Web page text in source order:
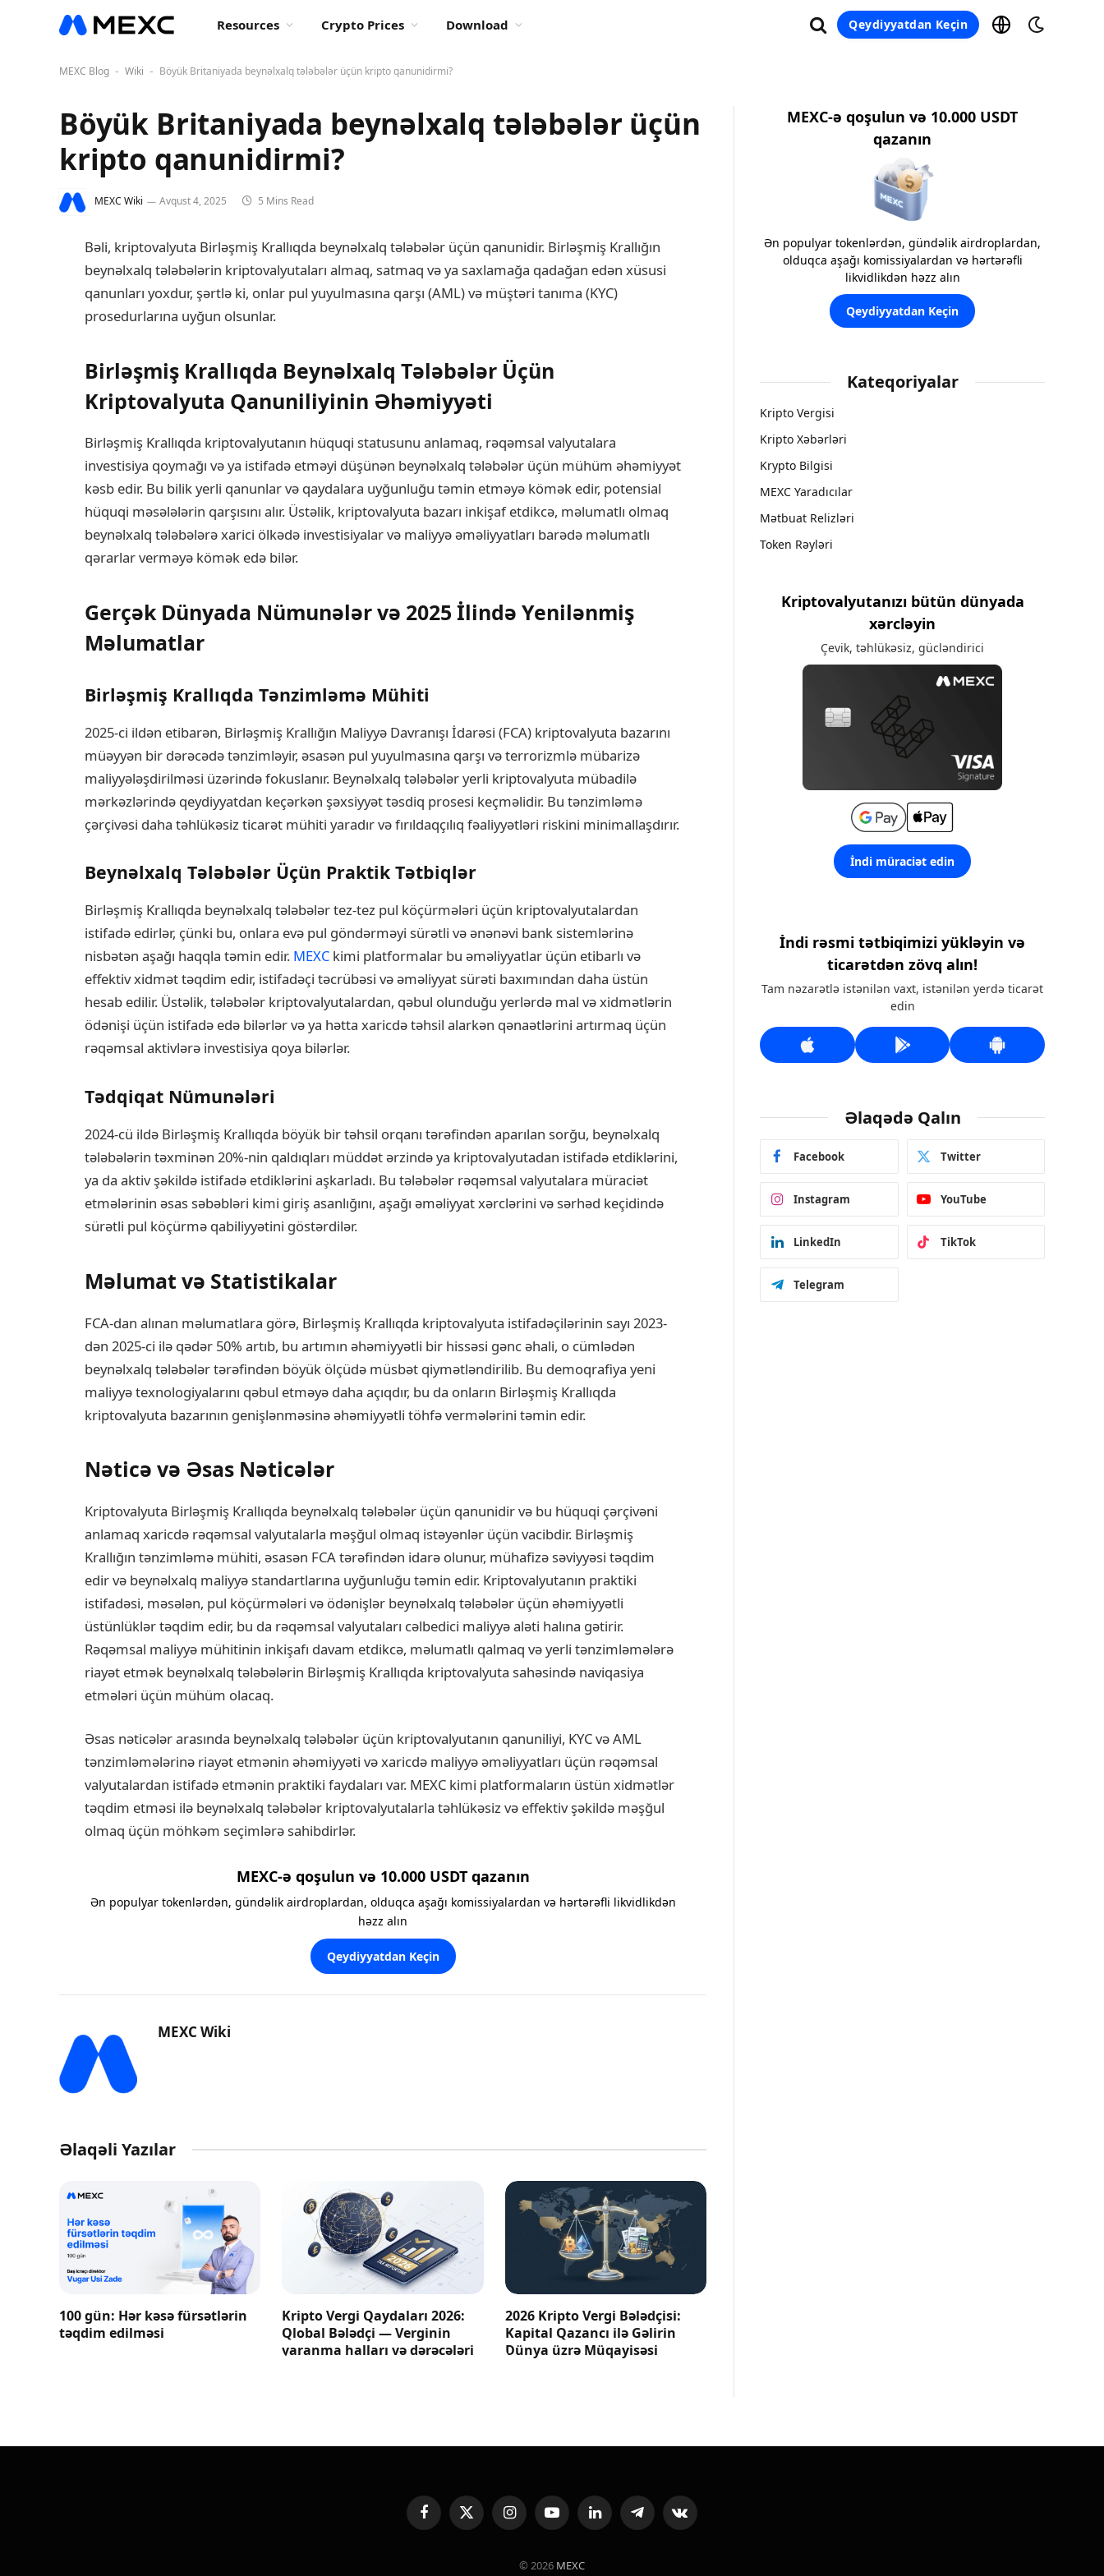
Resources Crypto Prices Download Qeydiyyatdan Keçin
MEXC Blog - Wiki - Böyük Britaniyada beynəlxalq tələbələr üçün kripto qanunidirmi?
Böyük Britaniyada beynəlxalq tələbələr üçün
kripto qanunidirmi?
MEXC Wiki Avqust 4, 2025 5 Mins Read
Bəli, kriptovalyuta Birləşmiş Krallıqda beynəlxalq tələbələr üçün qanunidir. Birləşmiş Krallığın
beynəlxalq tələbələrin kriptovalyutaları almaq, satmaq və ya saxlamağa qadağan edən xüsusi
qanunları yoxdur, şərtlə ki, onlar pul yuyulmasına qarşı (AML) və müştəri tanıma (KYC)
prosedurlarına uyğun olsunlar.
Birləşmiş Krallıqda Beynəlxalq Tələbələr Üçün
Kriptovalyuta Qanuniliyinin Əhəmiyyəti
Birləşmiş Krallıqda kriptovalyutanın hüquqi statusunu anlamaq, rəqəmsal valyutalara
investisiya qoymağı və ya istifadə etməyi düşünən beynəlxalq tələbələr üçün mühüm əhəmiyyət
kəsb edir. Bu bilik yerli qanunlar və qaydalara uyğunluğu təmin etməyə kömək edir, potensial
hüquqi məsələlərin qarşısını alır. Üstəlik, kriptovalyuta bazarı inkişaf etdikcə, məlumatlı olmaq
beynəlxalq tələbələrə xarici ölkədə investisiyalar və maliyyə əməliyyatları barədə məlumatlı
qərarlar verməyə kömək edə bilər.
Gerçək Dünyada Nümunələr və 2025 İlində Yenilənmiş
Məlumatlar
Birləşmiş Krallıqda Tənzimləmə Mühiti
2025-ci ildən etibarən, Birləşmiş Krallığın Maliyyə Davranışı İdarəsi (FCA) kriptovalyuta bazarını
müəyyən bir dərəcədə tənzimləyir, əsasən pul yuyulmasına qarşı və terrorizmlə mübarizə
maliyyələşdirilməsi üzərində fokuslanır. Beynəlxalq tələbələr yerli kriptovalyuta mübadilə
mərkəzlərində qeydiyyatdan keçərkən şəxsiyyət təsdiq prosesi keçməlidir. Bu tənzimləmə
çərçivəsi daha təhlükəsiz ticarət mühiti yaradır və fırıldaqçılıq fəaliyyətləri riskini minimallaşdırır.
Beynəlxalq Tələbələr Üçün Praktik Tətbiqlər
Birləşmiş Krallıqda beynəlxalq tələbələr tez-tez pul köçürmələri üçün kriptovalyutalardan
istifadə edirlər, çünki bu, onlara evə pul göndərməyi sürətli və ənənəvi bank sistemlərinə
nisbətən aşağı haqqla təmin edir. MEXC kimi platformalar bu əməliyyatlar üçün etibarlı və
effektiv xidmət təqdim edir, istifadəçi təcrübəsi və əməliyyat sürəti baxımından daha üstün
hesab edilir. Üstəlik, tələbələr kriptovalyutalardan, qəbul olunduğu yerlərdə mal və xidmətlərin
ödənişi üçün istifadə edə bilərlər və ya hətta xaricdə təhsil alarkən qənaətlərini artırmaq üçün
rəqəmsal aktivlərə investisiya qoya bilərlər.
Tədqiqat Nümunələri
2024-cü ildə Birləşmiş Krallıqda böyük bir təhsil orqanı tərəfindən aparılan sorğu, beynəlxalq
tələbələrin təxminən 20%-nin qaldıqları müddət ərzində ya kriptovalyutadan istifadə etdiklərini,
ya da aktiv şəkildə istifadə etdiklərini aşkarladı. Bu tələbələr rəqəmsal valyutalara müraciət
etmələrinin əsas səbəbləri kimi giriş asanlığını, aşağı əməliyyat xərclərini və sərhəd keçidində
sürətli pul köçürmə qabiliyyətini göstərdilər.
Məlumat və Statistikalar
FCA-dan alınan məlumatlara görə, Birləşmiş Krallıqda kriptovalyuta istifadəçilərinin sayı 2023-
dən 2025-ci ilə qədər 50% artıb, bu artımın əhəmiyyətli bir hissəsi gənc əhali, o cümlədən
beynəlxalq tələbələr tərəfindən böyük ölçüdə müsbət qiymətləndirilib. Bu demoqrafiya yeni
maliyyə texnologiyalarını qəbul etməyə daha açıqdır, bu da onların Birləşmiş Krallıqda
kriptovalyuta bazarının genişlənməsinə əhəmiyyətli töhfə vermələrini təmin edir.
Nəticə və Əsas Nəticələr
Kriptovalyuta Birləşmiş Krallıqda beynəlxalq tələbələr üçün qanunidir və bu hüquqi çərçivəni
anlamaq xaricdə rəqəmsal valyutalarla məşğul olmaq istəyənlər üçün vacibdir. Birləşmiş
Krallığın tənzimləmə mühiti, əsasən FCA tərəfindən idarə olunur, mühafizə səviyyəsi təqdim
edir və beynəlxalq maliyyə standartlarına uyğunluğu təmin edir. Kriptovalyutanın praktiki
istifadəsi, məsələn, pul köçürmələri və ödənişlər beynəlxalq tələbələr üçün əhəmiyyətli
üstünlüklər təqdim edir, bu da rəqəmsal valyutaları cəlbedici maliyyə aləti halına gətirir.
Rəqəmsal maliyyə mühitinin inkişafı davam etdikcə, məlumatlı qalmaq və yerli tənzimləmələrə
riayət etmək beynəlxalq tələbələrin Birləşmiş Krallıqda kriptovalyuta sahəsində naviqasiya
etmələri üçün mühüm olacaq.
Əsas nəticələr arasında beynəlxalq tələbələr üçün kriptovalyutanın qanuniliyi, KYC və AML
tənzimləmələrinə riayət etmənin əhəmiyyəti və xaricdə maliyyə əməliyyatları üçün rəqəmsal
valyutalardan istifadə etmənin praktiki faydaları var. MEXC kimi platformaların üstün xidmətlər
təqdim etməsi ilə beynəlxalq tələbələr kriptovalyutalarla təhlükəsiz və effektiv şəkildə məşğul
olmaq üçün möhkəm seçimlərə sahibdirlər.
MEXC-ə qoşulun və 10.000 USDT qazanın
Ən populyar tokenlərdən, gündəlik airdroplardan, olduqca aşağı komissiyalardan və hərtərəfli likvidlikdən
həzz alın
Qeydiyyatdan Keçin
MEXC Wiki
Əlaqəli Yazılar
100 gün: Hər kəsə fürsətlərin
təqdim edilməsi
Kripto Vergi Qaydaları 2026:
Qlobal Bələdçi — Verginin
yaranma halları və dərəcələri
2026 Kripto Vergi Bələdçisi:
Kapital Qazancı ilə Gəlirin
Dünya üzrə Müqayisəsi
MEXC-ə qoşulun və 10.000 USDT
qazanın
Ən populyar tokenlərdən, gündəlik airdroplardan,
olduqca aşağı komissiyalardan və hərtərəfli
likvidlikdən həzz alın
Qeydiyyatdan Keçin
Kateqoriyalar
Kripto Vergisi
Kripto Xəbərləri
Krypto Bilgisi
MEXC Yaradıcılar
Mətbuat Relizləri
Token Rəyləri
Kriptovalyutanızı bütün dünyada
xərcləyin
Çevik, təhlükəsiz, gücləndirici
İndi müraciət edin
İndi rəsmi tətbiqimizi yükləyin və
ticarətdən zövq alın!
Tam nəzarətlə istənilən vaxt, istənilən yerdə ticarət
edin
Əlaqədə Qalın
Facebook Twitter
Instagram YouTube
LinkedIn TikTok
Telegram
FacebookX
(Twitter)
InstagramYouTubeLinkedInTelegramVKontakte
© 2026 MEXC